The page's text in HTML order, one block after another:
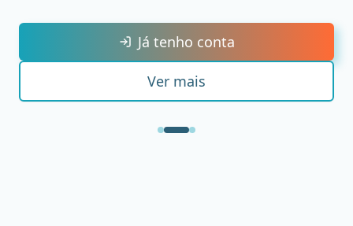
Já tenho conta
Ver mais